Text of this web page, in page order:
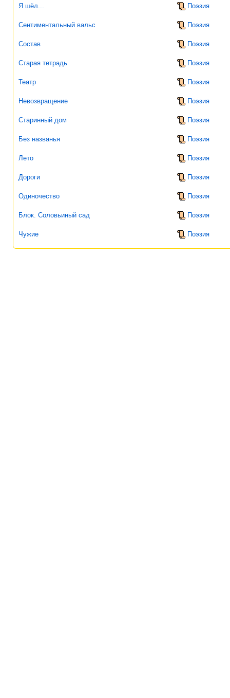
Я шёл... Поэзия
Сентиментальный вальс Поэзия
Состав Поэзия
Старая тетрадь Поэзия
Театр Поэзия
Невозвращение Поэзия
Старинный дом Поэзия
Без названья Поэзия
Лето Поэзия
Дороги Поэзия
Одиночество Поэзия
Блок. Соловьиный сад Поэзия
Чужие Поэзия